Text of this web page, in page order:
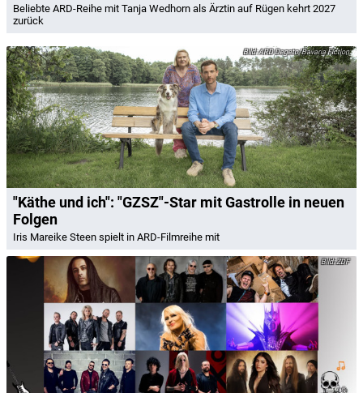
Beliebte ARD-Reihe mit Tanja Wedhorn als Ärztin auf Rügen kehrt 2027
zurück
ARD Degeto/Bavaria Fiction
"Käthe und ich": "GZSZ"-Star mit Gastrolle in neuen
Folgen
Iris Mareike Steen spielt in ARD-Filmreihe mit
ZDF